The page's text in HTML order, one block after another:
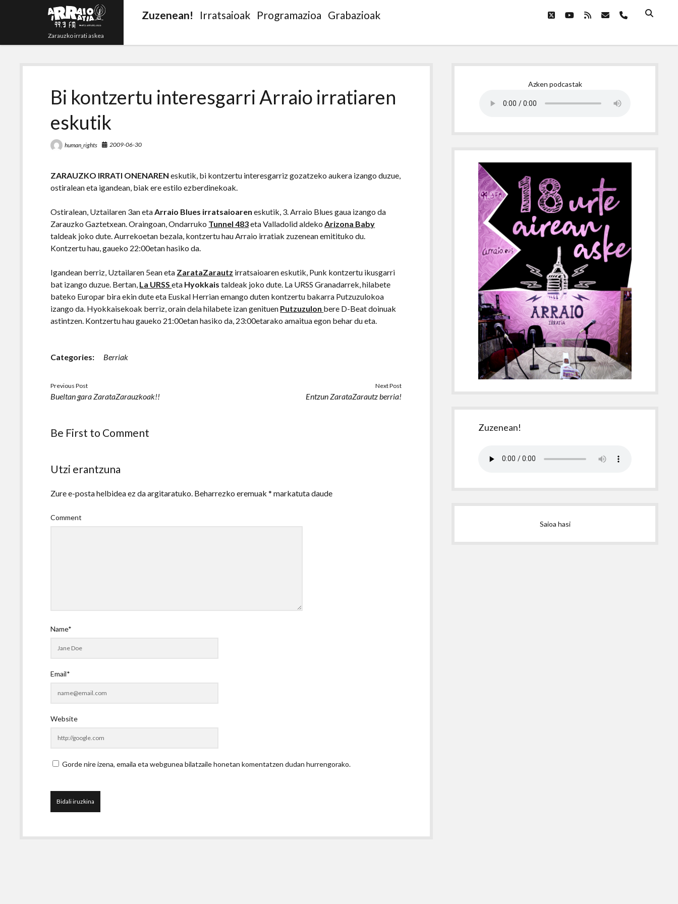
Zarauzko irrati askea
Zuzenean! Irratsaioak Programazioa Grabazioak twitteryoutube
rss emailphone
Bi kontzertu interesgarri Arraio irratiaren
eskutik
human_rights 2009-06-30
ZARAUZKO IRRATI ONENAREN eskutik, bi kontzertu interesgarriz gozatzeko aukera izango duzue,
ostiralean eta igandean, biak ere estilo ezberdinekoak.
Ostiralean, Uztailaren 3an etaArraio Blues irratsaioareneskutik, 3. Arraio Blues gaua izango da
Zarauzko Gaztetxean. Oraingoan, Ondarruko Tunnel 483eta Valladolid aldekoArizona Baby
taldeak joko dute. Aurrekoetan bezala, kontzertu hau Arraio irratiak zuzenean emitituko du.
Kontzertu hau, gaueko 22:00etan hasiko da.
Igandean berriz, Uztailaren 5ean eta ZarataZarautz irratsaioaren eskutik, Punk kontzertu ikusgarri
bat izango duzue. Bertan, La URSSeta Hyokkais taldeak joko dute. La URSS Granadarrek, hilabete
bateko Europar bira ekin dute eta Euskal Herrian emango duten kontzertu bakarra Putzuzulokoa
izango da. Hyokkaisekoak berriz, orain dela hilabete izan genituen Putzuzulon bere D-Beat doinuak
astintzen. Kontzertu hau gaueko 21:00etan hasiko da, 23:00etarako amaitua egon behar du eta.
Categories: Berriak
Previous Post
Bueltan gara ZarataZarauzkoak!!
Next Post
Entzun ZarataZarautz berria!
Be First to Comment
Utzi erantzuna
Zure e-posta helbidea ez da argitaratuko. Beharrezko eremuak* markatuta daude
Comment
Name*
Email*
Website
Gorde nire izena, emaila eta webgunea bilatzaile honetan komentatzen dudan hurrengorako.
Azken podcastak
Zuzenean!
Saioa hasi